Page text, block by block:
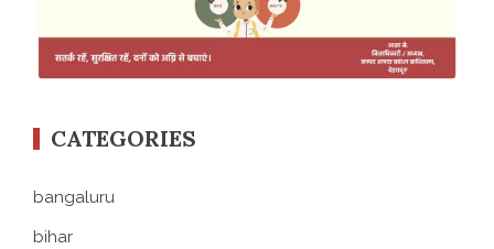
CATEGORIES
bangaluru
bihar